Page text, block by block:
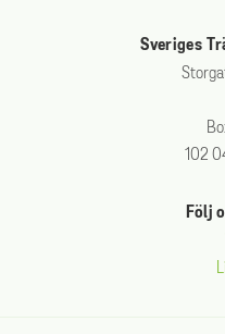
Sveriges
102
Följ